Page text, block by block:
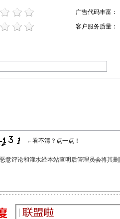
广告代码丰富：
客户服务质量：
←看不清？点一点！
意评论和灌水经本站查明后管理员会将其